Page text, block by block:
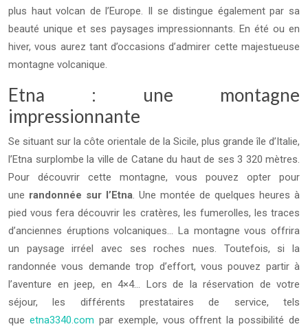
plus haut volcan de l’Europe. Il se distingue également par sa
beauté unique et ses paysages impressionnants. En été ou en
hiver, vous aurez tant d’occasions d’admirer cette majestueuse
montagne volcanique.
Etna : une montagne
impressionnante
Se situant sur la côte orientale de la Sicile, plus grande île d’Italie,
l’Etna surplombe la ville de Catane du haut de ses 3 320 mètres.
Pour découvrir cette montagne, vous pouvez opter pour
une randonnée sur l’Etna. Une montée de quelques heures à
pied vous fera découvrir les cratères, les fumerolles, les traces
d’anciennes éruptions volcaniques… La montagne vous offrira
un paysage irréel avec ses roches nues. Toutefois, si la
randonnée vous demande trop d’effort, vous pouvez partir à
l’aventure en jeep, en 4×4… Lors de la réservation de votre
séjour, les différents prestataires de service, tels
que etna3340.com par exemple, vous offrent la possibilité de